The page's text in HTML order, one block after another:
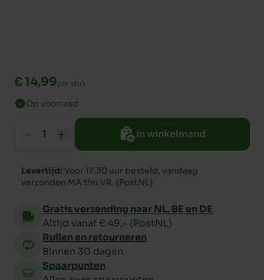
€ 14,99per stuk
Op voorraad
In winkelmand
Levertijd: Voor 17.30 uur besteld, vandaag
verzonden MA t/m VR. (PostNL)
Gratis verzending naar NL, BE en DE
Altijd vanaf € 49,- (PostNL)
Ruilen en retourneren
Binnen 30 dagen
Spaarpunten